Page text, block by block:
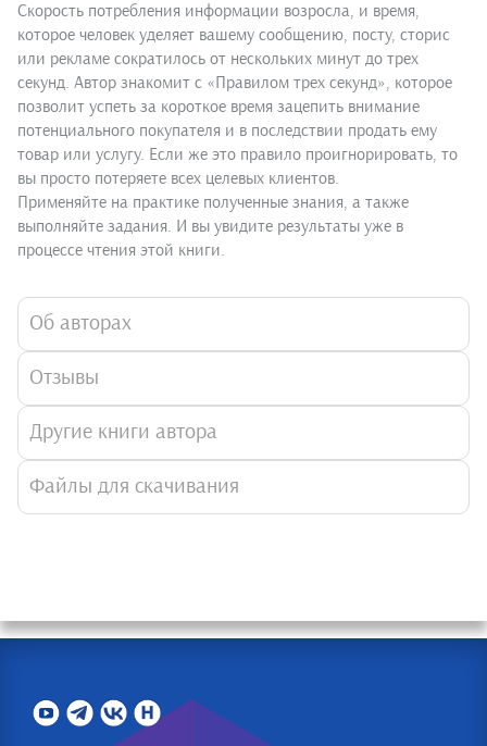
Скорость потребления информации возросла, и время,
которое человек уделяет вашему сообщению, посту, сторис
или рекламе сократилось от нескольких минут до трех
секунд. Автор знакомит с «Правилом трех секунд», которое
позволит успеть за короткое время зацепить внимание
потенциального покупателя и в последствии продать ему
товар или услугу. Если же это правило проигнорировать, то
вы просто потеряете всех целевых клиентов.
Применяйте на практике полученные знания, а также
выполняйте задания. И вы увидите результаты уже в
процессе чтения этой книги.
Об авторах
Отзывы
Другие книги автора
Файлы для скачивания